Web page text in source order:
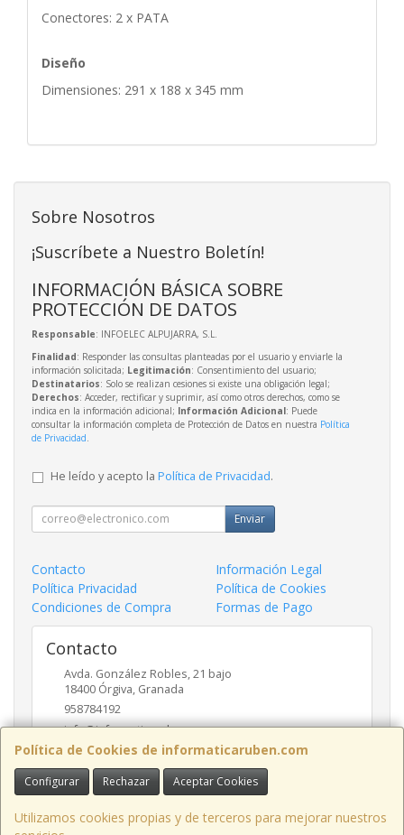
Conectores: 2 x PATA
Diseño
Dimensiones: 291 x 188 x 345 mm
Política de Cookies de informaticaruben.com
Configurar Rechazar Aceptar Cookies
Utilizamos cookies propias y de terceros para mejorar nuestros
Sobre Nosotros
¡Suscríbete a Nuestro Boletín!
INFORMACIÓN BÁSICA SOBRE
PROTECCIÓN DE DATOS
Responsable: INFOELEC ALPUJARRA, S.L.
Finalidad: Responder las consultas planteadas por el usuario y enviarle la
información solicitada; Legitimación: Consentimiento del usuario;
Destinatarios: Solo se realizan cesiones si existe una obligación legal;
Derechos: Acceder, rectificar y suprimir, así como otros derechos, como se
indica en la información adicional; Información Adicional: Puede
consultar la información completa de Protección de Datos en nuestra Política
de Privacidad
He leído y acepto la Política de Privacidad.
Enviar
Contacto
Información Legal
Política Privacidad
Política de Cookies
Condiciones de Compra
Formas de Pago
Contacto
Avda. González Robles, 21 bajo
18400 Órgiva, Granada
958784192
info@informaticaruben.com
Horario
9.30 a 14 y 17 a 20 horas